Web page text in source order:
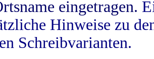
eingetragen.
Hinweise zu
Schreibvarianten.